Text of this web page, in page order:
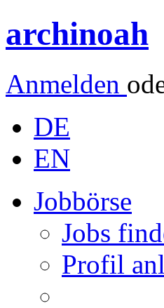
archinoah
Anmelden
DE
EN
Jobbörse
Jobs
Profil